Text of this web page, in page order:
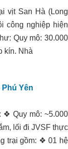
vịt San Hà (Long
công nghiệp hiện
Quy mô: 30.000
kín. Nhà
Yên
❖ Quy mô: ~5.000
lối đi JVSF thực
trại gồm: ❖ 01 hệ